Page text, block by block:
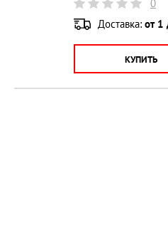
0
Доставка: от 1
КУПИТЬ